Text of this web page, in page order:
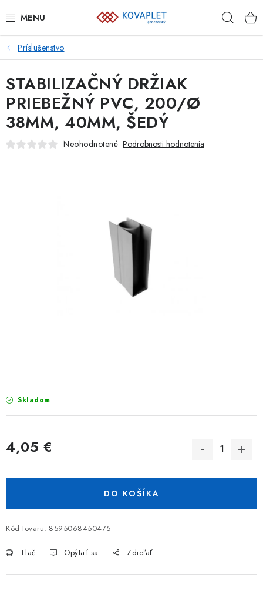
na
PLETIVÁ
BRÁNY A BRÁNKY
GABIÓNY
ZVÁRANÉ PANELY A SIETE
PRVKY NAJVYŠŠEJ OCHRANY
Obchodné podmienky
Reklamačný poriadok
Formulár na odstúpenie od zmluvy
Reklamačný formulár
Príslušenstvo
Skladom
4,05 €
DO KOŠÍKA
Kód tovaru: 8595068450475
Tlač Opýtať sa Zdieľať
STABILIZAČNÝ DRŽIAK
PRIEBEŽNÝ PVC, 200/Ø
38MM, 40MM, ŠEDÝ
Neohodnotené Podrobnosti hodnotenia